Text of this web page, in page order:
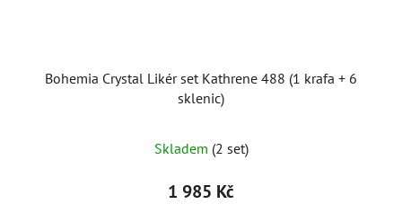
Bohemia Crystal Likér set Kathrene 488 (1 krafa + 6
sklenic)
Skladem (2 set)
1 985 Kč